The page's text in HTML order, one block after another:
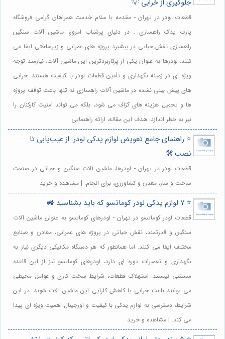
جلوگیری از خرابی 💡
قطعات لودر در تهران - مقدمه با سلام خدمت همراهان گرامی فروشگاه
پارت یدک راهسازی . در دنیای پرشتاب امروز، ماشین آلات سنگین
راهسازی نقش حیاتی در پیشبرد پروژه های عمرانی و زیرساختی ایفا می
کنند. لودرها به عنوان یکی از پرکاربردترین این ماشین آلات، نیازمند توجه
ویژه ای در زمینه نگهداری و تأمین قطعات لودر با کیفیت هستند. خرابی
های پیش بینی نشده در ماشین آلات راهسازی نه تنها باعث توقف پروژه
ها و تحمیل هزینه های گزاف می شود، بلکه می تواند امنیت کارکنان را
نیز به خطر اندازد. هدف این مقاله، ارائه راهنمایی
⭐️ راهنمای جامع تعویض لوازم یدکی لودر: از عیب‌یابی تا
نصب 🛠️
قطعات لودر در تهران - لودرها، ماشین آلات سنگین و حیاتی در صنعت
ساخت و ساز، معدن و کشاورزی، برای انجام. | مشاهده و خرید
⭐️ 7 لوازم یدکی لودر کوماتسو که باید بشناسید 🚜
قطعات لودر کوماتسو در تهران - لودرهای کوماتسو به عنوان ماشین آلات
سنگین و قدرتمند، نقش حیاتی در پروژه های عمرانی، معادن و صنایع
مختلف ایفا می کنند. اما همانطور که هر دستگاه مکانیکی دیگری نیاز به
نگهداری و تعمیرات دوره ای دارد، لودرهای کوماتسو نیز از این قاعده
مستثنی نیستند. استهلاک قطعات، شرایط سخت کاری و عوامل محیطی
می توانند باعث خرابی یا کاهش کارایی این ماشین آلات شوند. در این
شرایط، دسترسی به لوازم یدکی با کیفیت و اورجینال اهمیت ویژه ای پیدا
می کند. | مشاهده و خرید